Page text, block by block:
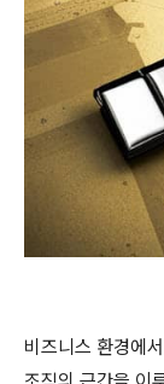
비즈니스 환경에